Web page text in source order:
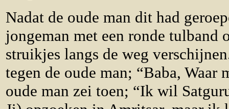
Nadat de oude man dit had
jongeman met een ronde tulband
struikjes langs de weg
tegen de oude man; “Baba, Waar
oude man zei toen; “Ik wil